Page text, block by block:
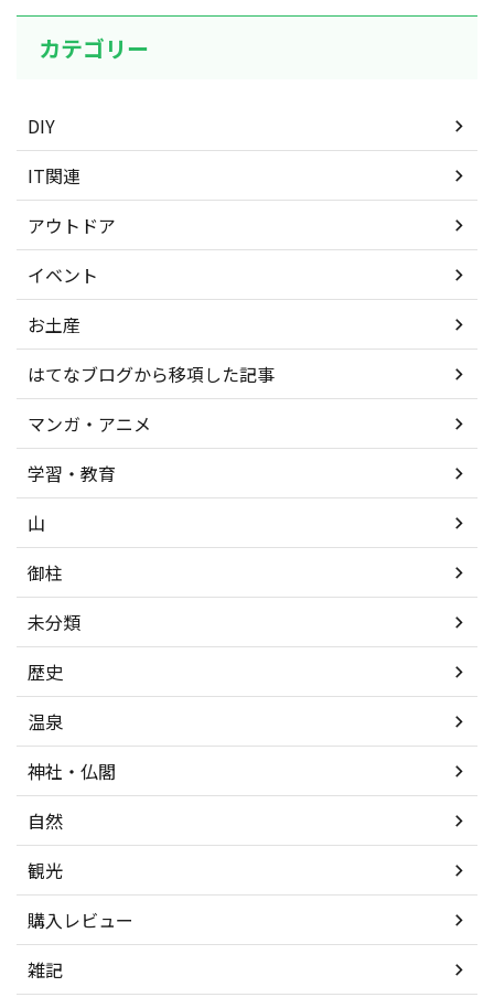
カテゴリー
DIY
IT関連
アウトドア
イベント
お土産
はてなブログから移項した記事
マンガ・アニメ
学習・教育
山
御柱
未分類
歴史
温泉
神社・仏閣
自然
観光
購入レビュー
雑記